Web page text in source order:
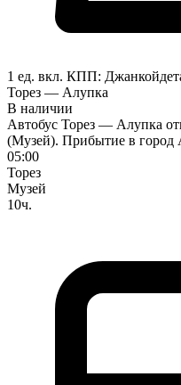
1 ед. вкл. КПП: Джанкой
Торез — Алупка
В наличии
Автобус Торез — Алупка
(Музей). Прибытие в город
05:00
Торез
Музей
10ч.